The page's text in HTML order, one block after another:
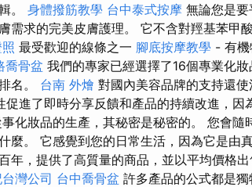
。 身體撥筋教學 台中泰式按摩 無論您是
需求的完美皮膚護理。 它不含對羥基苯甲
最受歡迎的線條之一 腳底按摩教學 - 有機
喬骨盆 我們的專家已經選擇了16個專業化
名。 台南 外燴 對國內美容品牌的支持還
促進了即時分享反饋和產品的持續改進，
化妝品的生產，其秘密是秘密的。 您會
麼。 它感覺到您的日常生活，因為它是由
年，提供了高質量的商品，並以平均價格
灣公司 台中喬骨盆 許多產品的公式都是